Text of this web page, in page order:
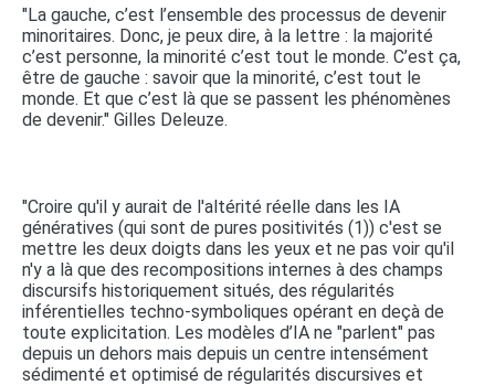
"La gauche, c’est l’ensemble des processus de devenir
minoritaires. Donc, je peux dire, à la lettre : la majorité
c’est personne, la minorité c’est tout le monde. C’est ça,
être de gauche : savoir que la minorité, c’est tout le
monde. Et que c’est là que se passent les phénomènes
de devenir." Gilles Deleuze.
"Croire qu'il y aurait de l'altérité réelle dans les IA
génératives (qui sont de pures positivités (1)) c'est se
mettre les deux doigts dans les yeux et ne pas voir qu'il
n'y a là que des recompositions internes à des champs
discursifs historiquement situés, des régularités
inférentielles techno-symboliques opérant en deçà de
toute explicitation. Les modèles d’IA ne "parlent" pas
depuis un dehors mais depuis un centre intensément
sédimenté et optimisé de régularités discursives et